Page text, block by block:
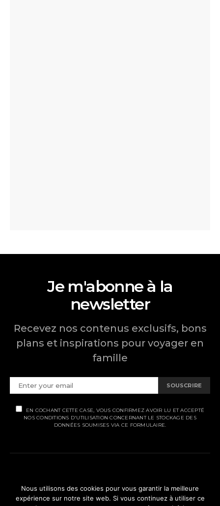
Je m'abonne à la
newsletter
Recevez nos contenus exclusifs, bons
plans et inspirations pour voyager en
famille
SOUSCRIRE
EN COCHANT CETTE CASE, VOUS CONFIRMEZ AVOIR LU ET ACCEPTÉ
NOS CONDITIONS D'UTILISATION CONCERNANT LE STOCKAGE DES
DONNÉES SOUMISES VIA CE FORMULAIRE.
MENTIONS LÉGALES
POLITIQUE DE CONFIDENTIALITÉ
Nous utilisons des cookies pour vous garantir la meilleure
expérience sur notre site web. Si vous continuez à utiliser ce